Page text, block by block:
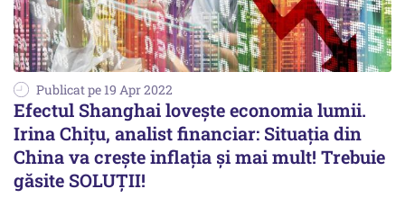
Publicat pe 19 Apr 2022
Efectul Shanghai loveşte economia lumii.
Irina Chiţu, analist financiar: Situaţia din
China va creşte inflaţia şi mai mult! Trebuie
găsite SOLUŢII!